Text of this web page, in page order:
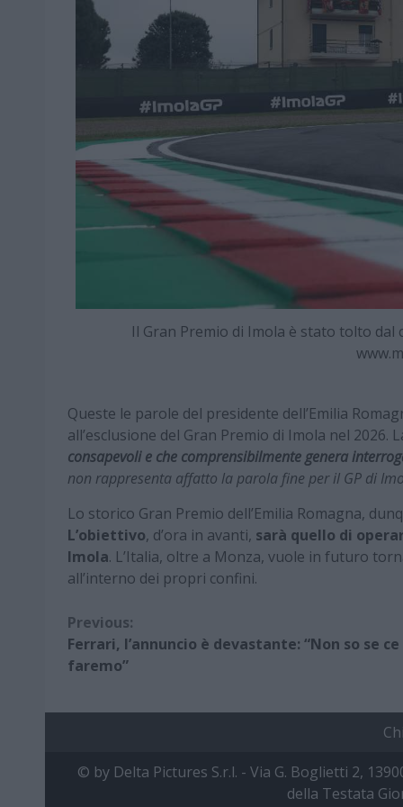
Il Gran Premio di Imola è stato tolto dal
Queste le parole del presidente dell’Emilia
all’esclusione del Gran Premio di Imola nel 2026.
consapevoli e che comprensibilmente genera
non rappresenta affatto la parola fine per il GP di
Lo storico Gran Premio dell’Emilia Romagna,
L’obiettivo, d’ora in avanti, sarà quello di
Imola. L’Italia, oltre a Monza, vuole in futuro
all’interno dei propri confini.
Continue
Reading
Previous:
Ferrari, l’annuncio è devastante: “Non so se ce
faremo”
© by Delta Pictures S.r.l. - Via G. Boglietti 2,
della Testata